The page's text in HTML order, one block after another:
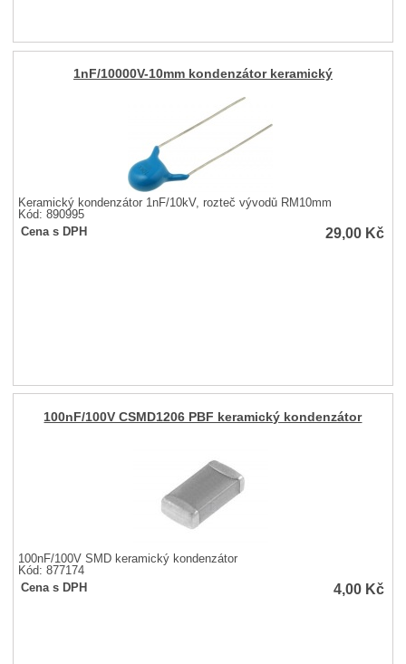
1nF/10000V-10mm kondenzátor keramický
Keramický kondenzátor 1nF/10kV, rozteč vývodů RM10mm
Kód: 890995
Cena s DPH
29,00 Kč
100nF/100V CSMD1206 PBF keramický kondenzátor
100nF/100V SMD keramický kondenzátor
Kód: 877174
Cena s DPH
4,00 Kč